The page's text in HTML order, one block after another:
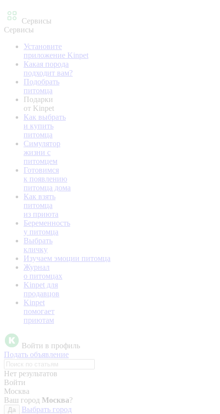
Сервисы
Сервисы
Установите
приложение Kinpet
Какая порода
подходит вам?
Подобрать
питомца
Подарки
от Kinpet
Как выбрать
и купить
питомца
Симулятор
жизни с
питомцем
Готовимся
к появлению
питомца дома
Как взять
питомца
из приюта
Беременность
у питомца
Выбрать
кличку
Изучаем эмоции питомца
Журнал
о питомцах
Kinpet для
продавцов
Kinpet
помогает
приютам
Войти в профиль
Подать объявление
Нет результатов
Войти
Москва
Ваш город Москва?
Да
Выбрать город